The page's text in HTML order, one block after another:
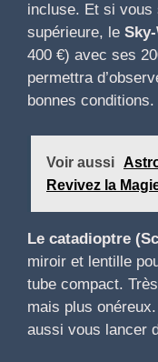
incluse. Et si vous
supérieure, le
400 €) avec ses
permettra
bonnes conditions.
Voir aussi
Revivez la
Le catadioptre
miroir et lentille
tube compact.
mais plus
aussi vous lancer